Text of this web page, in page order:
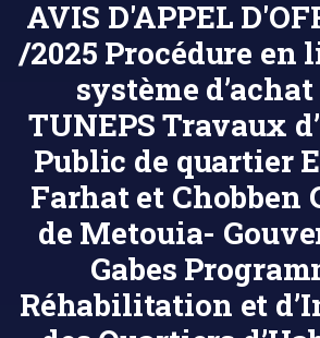
AVIS D'APPEL
/2025 Procédure en
système
TUNEPS Travaux
Public de quartier
Farhat et Chobben
de Metouia-
Gabes
Réhabilitation et